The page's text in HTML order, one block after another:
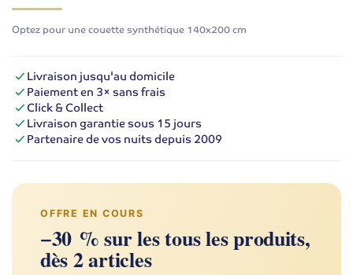
Optez pour une couette synthétique 140x200 cm
Livraison jusqu'au domicile
Paiement en 3× sans frais
Click & Collect
Livraison garantie sous 15 jours
Partenaire de vos nuits depuis 2009
OFFRE EN COURS
−30 % sur les tous les produits,
dès 2 articles